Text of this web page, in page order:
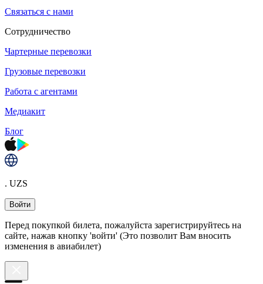
Связаться с нами
Сотрудничество
Чартерные перевозки
Грузовые перевозки
Работа с агентами
Медиакит
Блог
. UZS
Войти
Перед покупкой билета, пожалуйста зарегистрируйтесь на
сайте, нажав кнопку 'войти' (Это позволит Вам вносить
изменения в авиабилет)